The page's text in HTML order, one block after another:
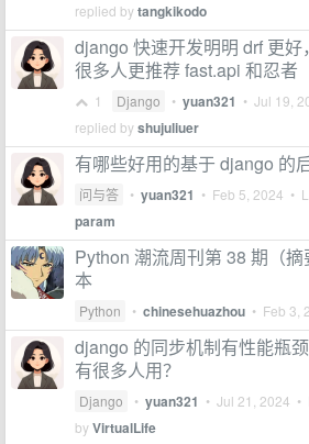
replied bytangkikodo
django 快速开发明明 drf 更好
很多人更推荐 fast.api 和忍者
1 Django • yuan321 • Jul 19,
replied byshujuliuer
有哪些好用的基于 django 的
问与答 • yuan321 • Feb 5, 2024 •
param
Python 潮流周刊第 38 期（摘
本
Python • chinesehuazhou • Feb 3,
django 的同步机制有性能瓶
有很多人用？
Django • yuan321 • Jul 21, 2024 •
byVirtualLife